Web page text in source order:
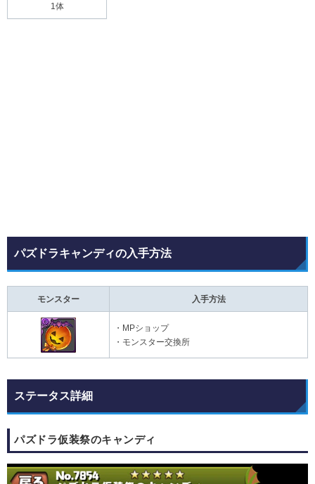
1体
パズドラキャンディの入手方法
モンスター 入手方法
・MPショップ
・モンスター交換所
ステータス詳細
パズドラ仮装祭のキャンディ